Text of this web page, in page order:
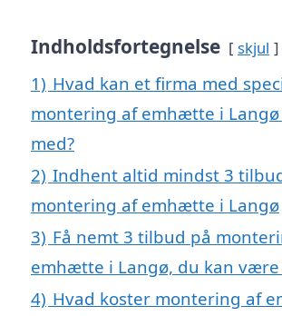
Indholdsfortegnelse skjul
1) Hvad kan et firma med
montering af emhætte i
med?
2) Indhent altid mindst 3
montering af emhætte i Langø
3) Få nemt 3 tilbud på
emhætte i Langø, du kan
4) Hvad koster montering af